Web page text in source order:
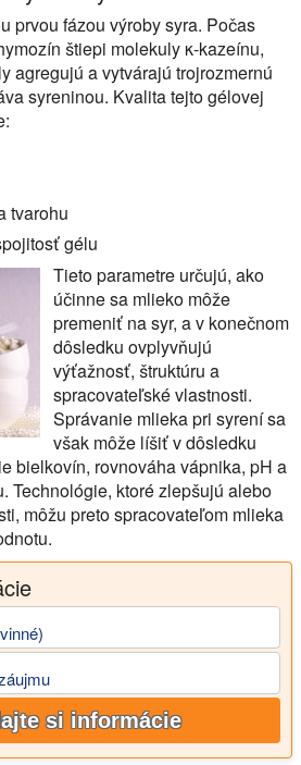
prvou fázou výroby syra. Počas
štiepi molekuly κ-kazeínu,
agregujú a vytvárajú trojrozmernú
syreninou. Kvalita tejto gélovej
tvarohu
gélu
Tieto parametre určujú, ako
účinne sa mlieko môže
premeniť na syr, a v konečnom
dôsledku ovplyvňujú
výťažnosť, štruktúru a
spracovateľské vlastnosti.
Správanie mlieka pri syrení sa
však môže líšiť v dôsledku
bielkovín, rovnováha vápnika, pH a
Technológie, ktoré zlepšujú alebo
môžu preto spracovateľom mlieka
si informácie